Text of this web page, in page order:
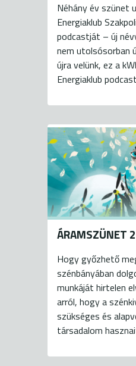
Néhány év szünet
Energiaklub
podcastját – új
nem utolsósorban
újra velünk, ez a
Energiaklub
ÁRAMSZÜNET
Hogy győzhető
szénbányában
munkáját hirtelen
arról, hogy a
szükséges és
társadalom